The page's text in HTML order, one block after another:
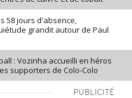
58 jours d'absence,
grandit autour de Paul
: Vozinha accueilli en héros
supporters de Colo-Colo
PUBLICITÉ